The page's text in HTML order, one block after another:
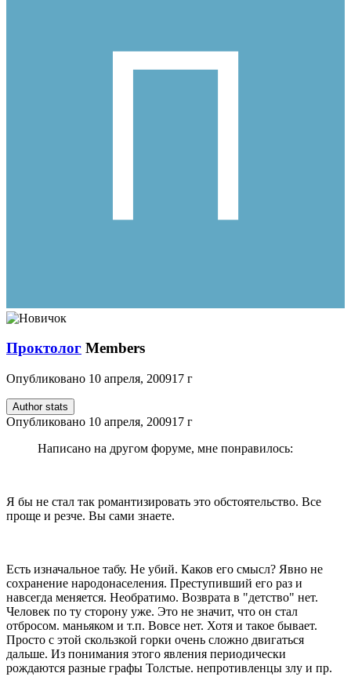
Проктолог Members
Опубликовано 10 апреля, 200917 г
Author stats
Опубликовано 10 апреля, 200917 г
Написано на другом форуме, мне понравилось:
Я бы не стал так романтизировать это обстоятельство. Все
проще и резче. Вы сами знаете.
Есть изначальное табу. Не убий. Каков его смысл? Явно не
сохранение народонаселения. Преступивший его раз и
навсегда меняется. Необратимо. Возврата в "детство" нет.
Человек по ту сторону уже. Это не значит, что он стал
отбросом. маньяком и т.п. Вовсе нет. Хотя и такое бывает.
Просто с этой скользкой горки очень сложно двигаться
дальше. Из понимания этого явления периодически
рождаются разные графы Толстые. непротивленцы злу и пр.